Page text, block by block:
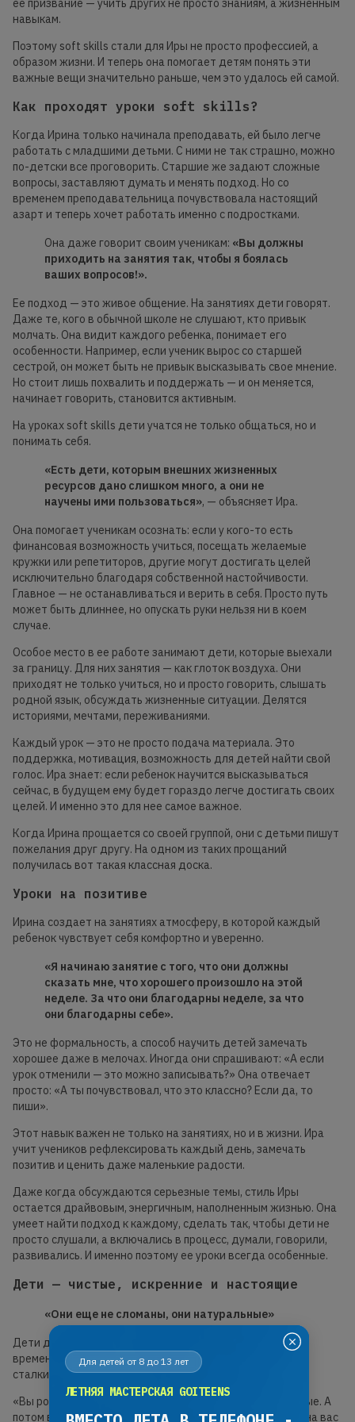
ее призвание — учить других не просто знаниям, а жизненным
навыкам.
Поэтому soft skills стали для Иры не просто профессией, а
образом жизни. И теперь она помогает детям понять эти
важные вещи значительно раньше, чем это удалось ей самой.
Как проходят уроки soft skills?
Когда Ирина только начинала преподавать, ей было легче
работать с младшими детьми. С ними не так страшно, можно
по-детски все проговорить. Старшие же задают сложные
вопросы, заставляют думать и менять подход. Но со
временем преподавательница почувствовала настоящий
азарт и теперь хочет работать именно с подростками.
Она даже говорит своим ученикам: «Вы должны
приходить на занятия так, чтобы я боялась
ваших вопросов!».
Ее подход — это живое общение. На занятиях дети говорят.
Даже те, кого в обычной школе не слушают, кто привык
молчать. Она видит каждого ребенка, понимает его
особенности. Например, если ученик вырос со старшей
сестрой, он может быть не привык высказывать свое мнение.
Но стоит лишь похвалить и поддержать — и он меняется,
начинает говорить, становится активным.
На уроках soft skills дети учатся не только общаться, но и
понимать себя.
«Есть дети, которым внешних жизненных
ресурсов дано слишком много, а они не
научены ими пользоваться», — объясняет Ира.
Она помогает ученикам осознать: если у кого-то есть
финансовая возможность учиться, посещать желаемые
кружки или репетиторов, другие могут достигать целей
исключительно благодаря собственной настойчивости.
Главное — не останавливаться и верить в себя. Просто путь
может быть длиннее, но опускать руки нельзя ни в коем
случае.
Особое место в ее работе занимают дети, которые выехали
за границу. Для них занятия — как глоток воздуха. Они
приходят не только учиться, но и просто говорить, слышать
родной язык, обсуждать жизненные ситуации. Делятся
историями, мечтами, переживаниями.
Каждый урок — это не просто подача материала. Это
поддержка, мотивация, возможность для детей найти свой
голос. Ира знает: если ребенок научится высказываться
сейчас, в будущем ему будет гораздо легче достигать своих
целей. И именно это для нее самое важное.
Когда Ирина прощается со своей группой, они с детьми пишут
пожелания друг другу. На одном из таких прощаний
получилась вот такая классная доска.
Уроки на позитиве
Ирина создает на занятиях атмосферу, в которой каждый
ребенок чувствует себя комфортно и уверенно.
«Я начинаю занятие с того, что они должны
сказать мне, что хорошего произошло на этой
неделе. За что они благодарны неделе, за что
они благодарны себе».
Это не формальность, а способ научить детей замечать
хорошее даже в мелочах. Иногда они спрашивают: «А если
урок отменили — это можно записывать?» Она отвечает
просто: «А ты почувствовал, что это классно? Если да, то
пиши».
Этот навык важен не только на занятиях, но и в жизни. Ира
учит учеников рефлексировать каждый день, замечать
позитив и ценить даже маленькие радости.
Даже когда обсуждаются серьезные темы, стиль Иры
остается драйвовым, энергичным, наполненным жизнью. Она
умеет найти подход к каждому, сделать так, чтобы дети не
просто слушали, а включались в процесс, думали, говорили,
развивались. И именно поэтому ее уроки всегда особенные.
Дети — чистые, искренние и настоящие
«Они еще не сломаны, они натуральные»
Дети для нее — как чистый лист бумаги, на котором со
временем остаются следы всех людей, с которыми они
сталкиваются.
«Вы рождаетесь как чистый лист бумаги, все одинаковые. А
потом все, с кем вы сталкивались, начинают оставлять на вас
Для детей от 8 до 13 лет
ЛЕТНЯЯ МАСТЕРСКАЯ GOITEENS